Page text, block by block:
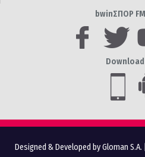
bwinΣΠΟΡ
Download
Designed & Developed by Gloman S.A.